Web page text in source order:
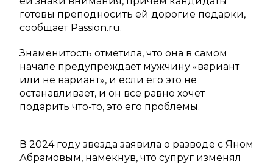
готовы преподносить ей дорогие подарки,
сообщает Passion.ru.
Знаменитость отметила, что она в самом
начале предупреждает мужчину «вариант
или не вариант», и если его это не
останавливает, и он все равно хочет
подарить что-то, это его проблемы.
В 2024 году звезда заявила о разводе с Яном
Абрамовым, намекнув, что супруг изменял